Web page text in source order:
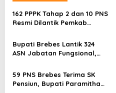
v
i
g
a
t
i
162 PPPK Tahap 2 dan 10 PNS
Resmi Dilantik Pemkab
Layani Masyarakat
Bupati Brebes Lantik 324
ASN Jabatan Fungsional,
Kesehatan
59 PNS Brebes Terima SK
Pensiun, Bupati Paramitha